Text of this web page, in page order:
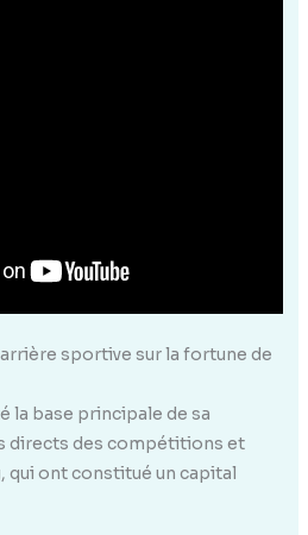
sportive sur la fortune de
la base principale de sa
directs des compétitions et
ont constitué un capital